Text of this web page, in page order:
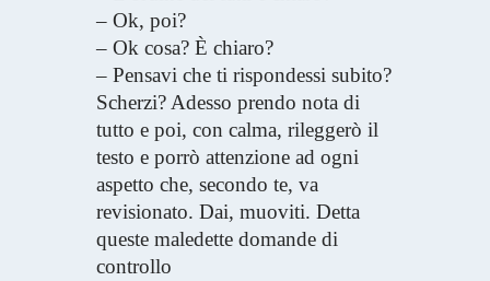
– Ok, poi?
– Ok cosa? È chiaro?
– Pensavi che ti rispondessi subito?
Scherzi? Adesso prendo nota di
tutto e poi, con calma, rileggerò il
testo e porrò attenzione ad ogni
aspetto che, secondo te, va
revisionato. Dai, muoviti. Detta
queste maledette domande di
controllo